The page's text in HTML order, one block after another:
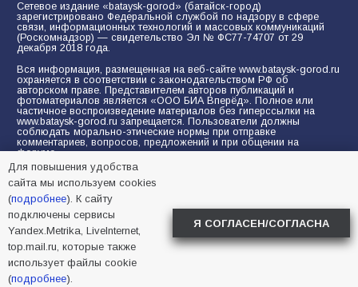
Сетевое издание «bataysk-gorod» (батайск-город)
зарегистрировано Федеральной службой по надзору в сфере
связи, информационных технологий и массовых коммуникаций
(Роскомнадзор) — свидетельство Эл № ФС77-74707 от 29
декабря 2018 года.
Вся информация, размещенная на веб-сайте www.bataysk-gorod.ru
охраняется в соответствии с законодательством РФ об
авторском праве. Представителем авторов публикаций и
фотоматериалов является «ООО БИА Вперёд». Полное или
частичное воспроизведение материалов без гиперссылки на
www.bataysk-gorod.ru запрещается. Пользователи должны
соблюдать морально-этические нормы при отправке
комментариев, вопросов, предложений и при общении на
форуме.
Политика конфиденциальности и защиты информации
Согласие на обработку персональных данных с помощью
сервисов Yandex.Metrika, LiveInternet, top.mail.ru
© 2005-2026 БИА «ВПЕРЕД»
Для повышения удобства
сайта мы используем cookies
(подробнее). К сайту
подключены сервисы
Yandex.Metrika, LiveInternet,
top.mail.ru, которые также
использует файлы cookie
(подробнее).
Я СОГЛАСЕН/СОГЛАСНА